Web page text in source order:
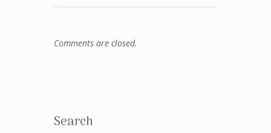
Comments are closed.
Search